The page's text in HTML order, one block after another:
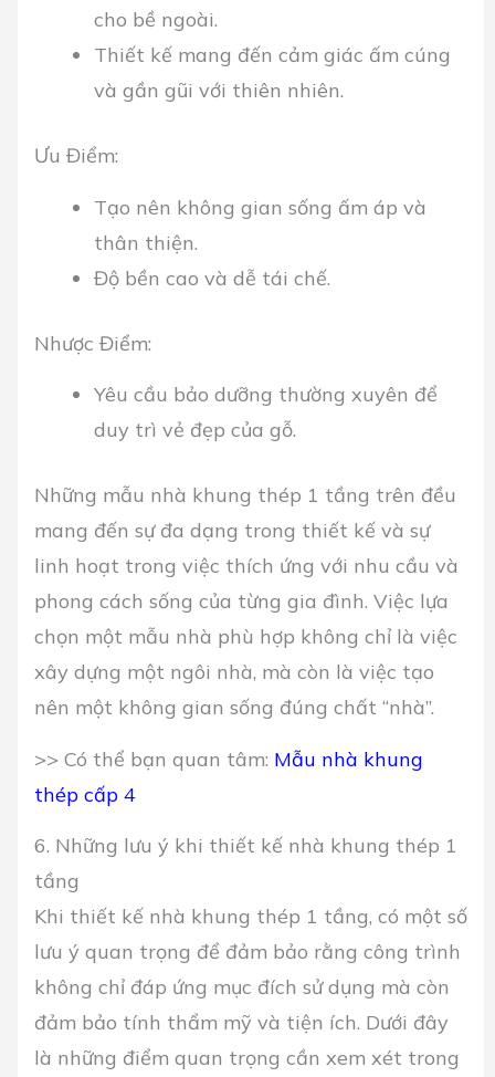
cho bề ngoài.
Thiết kế mang đến cảm giác ấm cúng
và gần gũi với thiên nhiên.
Ưu Điểm:
Tạo nên không gian sống ấm áp và
thân thiện.
Độ bền cao và dễ tái chế.
Nhược Điểm:
Yêu cầu bảo dưỡng thường xuyên để
duy trì vẻ đẹp của gỗ.
Những mẫu nhà khung thép 1 tầng trên đều
mang đến sự đa dạng trong thiết kế và sự
linh hoạt trong việc thích ứng với nhu cầu và
phong cách sống của từng gia đình. Việc lựa
chọn một mẫu nhà phù hợp không chỉ là việc
xây dựng một ngôi nhà, mà còn là việc tạo
nên một không gian sống đúng chất “nhà”.
>> Có thể bạn quan tâm: Mẫu nhà khung
thép cấp 4
6. Những lưu ý khi thiết kế nhà khung thép 1
tầng
Khi thiết kế nhà khung thép 1 tầng, có một số
lưu ý quan trọng để đảm bảo rằng công trình
không chỉ đáp ứng mục đích sử dụng mà còn
đảm bảo tính thẩm mỹ và tiện ích. Dưới đây
là những điểm quan trọng cần xem xét trong